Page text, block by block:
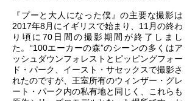
『プーと大人になった僕』の主要な撮影は
2017年8月にイギリスで始まり、11月の終わ
り頃に70日間の撮影期間が終了しまし
た。“100エーカーの森”のシーンの多くはア
ッシュダウンフォレストとピッピングフォー
ド・パーク、イースト・サセックスで撮影さ
れたのですが、王室所有のウィンザー・グレ
ート・パーク内の私有地と同じく、これらも